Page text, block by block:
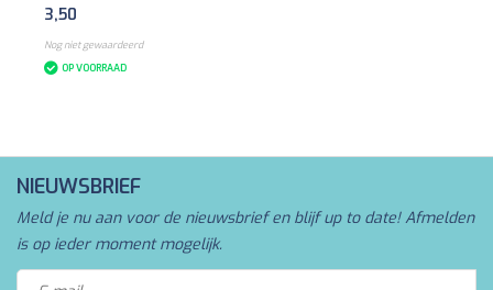
3,50
Nog niet gewaardeerd
OP VOORRAAD
NIEUWSBRIEF
Meld je nu aan voor de nieuwsbrief en blijf up to date! Afmelden
is op ieder moment mogelijk.